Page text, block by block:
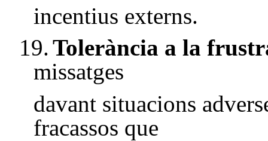
incentius externs.
19.Tolerància a la
missatges
davant situacions
fracassos que